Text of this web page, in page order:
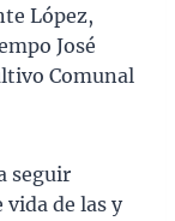
López,
José
Comunal
seguir
de las y